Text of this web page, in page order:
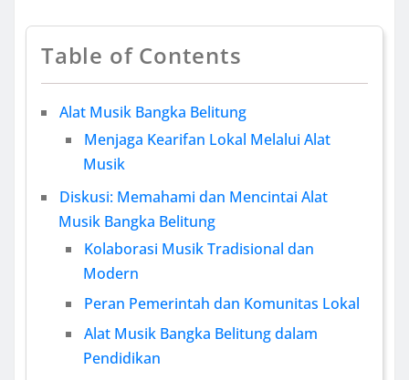
Table of Contents
Alat Musik Bangka Belitung
Menjaga Kearifan Lokal Melalui Alat
Musik
Diskusi: Memahami dan Mencintai Alat
Musik Bangka Belitung
Kolaborasi Musik Tradisional dan
Modern
Peran Pemerintah dan Komunitas Lokal
Alat Musik Bangka Belitung dalam
Pendidikan